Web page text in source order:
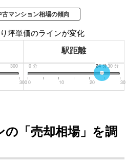
マンション相場の傾向
坪単価のラインが変化
駅距離
300
300
0 分 30 分
24分
0 10 20 30
「売却相場」を調